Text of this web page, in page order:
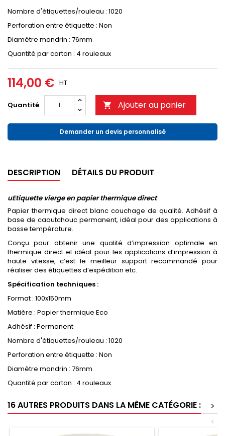
Nombre d'étiquettes/rouleau : 1020
Perforation entre étiquette : Non
Diamètre mandrin : 76mm
Quantité par carton : 4 rouleaux
114,00 € HT
Quantité  Ajouter au panier
Demander un devis personnalisé
DESCRIPTION DÉTAILS DU PRODUIT
uEtiquette vierge en papier thermique direct
Papier thermique direct blanc couchage de qualité. Adhésif à
base de caoutchouc permanent, idéal pour des applications à
basse température.
Conçu pour obtenir une qualité d’impression optimale en
thermique direct et idéal pour les applications d’impression à
haute vitesse, c’est le meilleur support recommandé pour
réaliser des étiquettes d’expédition etc.
Spécification techniques :
Format : 100x150mm
Matière : Papier thermique Eco
Adhésif : Permanent
Nombre d'étiquettes/rouleau : 1020
Perforation entre étiquette : Non
Diamètre mandrin : 76mm
Quantité par carton : 4 rouleaux
16 AUTRES PRODUITS DANS LA MÊME CATÉGORIE :
>
<